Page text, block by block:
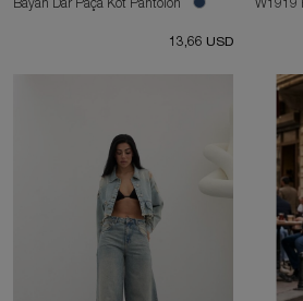
Bayan Dar Paça Kot Pantolon
13,66 USD